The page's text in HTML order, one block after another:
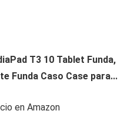
T3 10 Tablet Funda,
Funda Caso Case para...
en Amazon